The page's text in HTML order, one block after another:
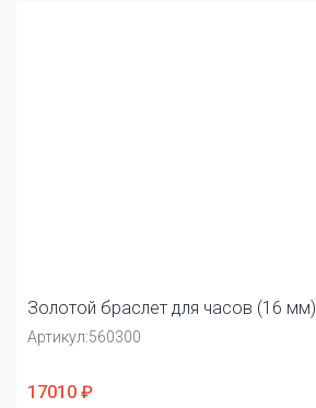
Золотой браслет для часов (16 мм)
Артикул:560300
17010 ₽